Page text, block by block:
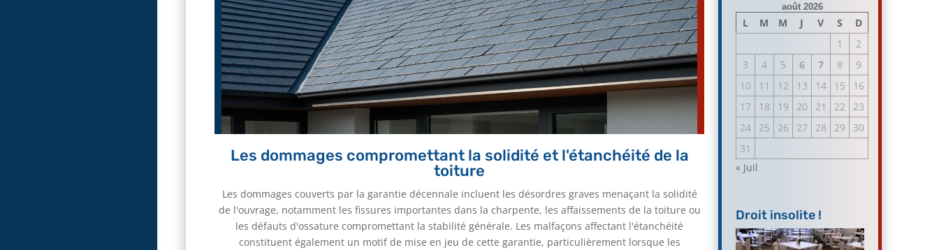
Les dommages compromettant la solidité et l'étanchéité de la
toiture
Les dommages couverts par la garantie décennale incluent les désordres graves menaçant la solidité
de l'ouvrage, notamment les fissures importantes dans la charpente, les affaissements de la toiture ou
les défauts d'ossature compromettant la stabilité générale. Les malfaçons affectant l'étanchéité
constituent également un motif de mise en jeu de cette garantie, particulièrement lorsque les
août 2026
L M M J V S
D
1
2
3
4 5 6 7 8
9
10
11 12 13 14 15
16
17
18 19 20 21 22
23
24
25 26 27 28 29
30
31
« Juil
Droit insolite !